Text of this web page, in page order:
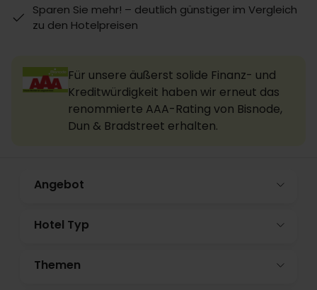
Sparen Sie mehr! – deutlich günstiger im Vergleich
zu den Hotelpreisen
Für unsere äußerst solide Finanz- und
Kreditwürdigkeit haben wir erneut das
renommierte AAA-Rating von Bisnode,
Dun & Bradstreet erhalten.
Angebot
Hotel Typ
Themen